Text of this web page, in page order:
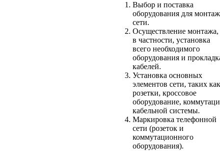
Выбор и поставка
оборудования для
сети.
Осуществление монтажа,
в частности, установка
всего необходимого
оборудования и
кабелей.
Установка основных
элементов сети, таких как
розетки, кроссовое
оборудование,
кабельной системы.
Маркировка телефонной
сети (розеток и
коммутационного
оборудования).